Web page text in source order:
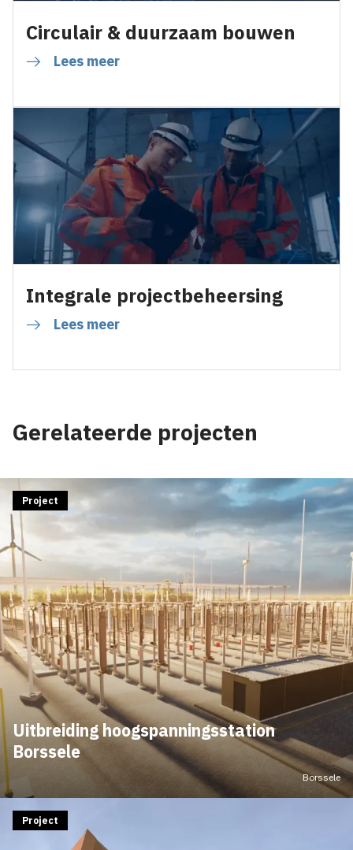
Circulair & duurzaam bouwen
Lees meer
Integrale projectbeheersing
Lees meer
Gerelateerde projecten
Uitbreiding hoogspanningsstation
Borssele
Project
Borssele
Project